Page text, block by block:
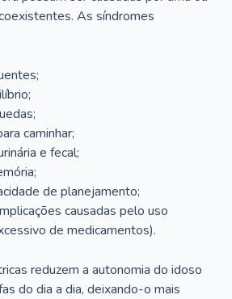
As síndromes
caminhar;
e fecal;
de planejamento;
causadas pelo uso
de medicamentos).
reduzem a autonomia do idoso
do dia a dia, deixando-o mais